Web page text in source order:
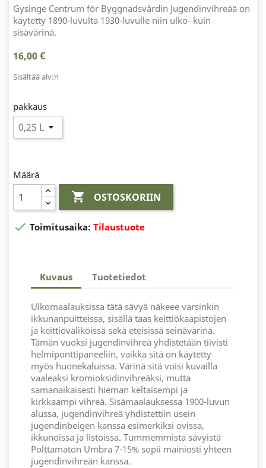
Gysinge Centrum för Byggnadsvårdin Jugendinvihreää on
käytetty 1890-luvulta 1930-luvulle niin ulko- kuin
sisävärinä.
16,00 €
Sisältää alv:n
pakkaus
Määrä
 OSTOSKORIIN
 Toimitusaika: Tilaustuote
Kuvaus Tuotetiedot
Ulkomaalauksissa tätä sävyä näkeee varsinkin
ikkunanpuitteissa, sisällä taas keittiökaapistojen
ja keittiöväliköissä sekä eteisissä seinävärinä.
Tämän vuoksi jugendinvihreä yhdistetään tiivisti
helmiponttipaneeliin, vaikka sitä on käytetty
myös huonekaluissa. Värinä sitä voisi kuvailla
vaaleaksi kromioksidinvihreäksi, mutta
samanaikaisesti hieman keltaisempi ja
kirkkaampi vihreä. Sisämaalauksessa 1900-luvun
alussa, jugendinvihreä yhdistettiin usein
jugendinbeigen kanssa esimerkiksi ovissa,
ikkunoissa ja listoissa. Tummemmista sävyistä
Polttamaton Umbra 7-15% sopii mainiosti yhteen
jugendinvihreän kanssa.